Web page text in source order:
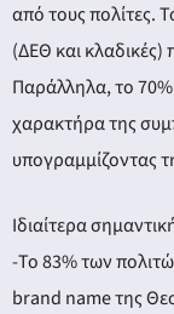
από τους πολίτες.
(ΔΕΘ και κλαδικές)
Παράλληλα, το 70%
χαρακτήρα της
υπογραμμίζοντας
Ιδιαίτερα
-Το 83% των
brand name της